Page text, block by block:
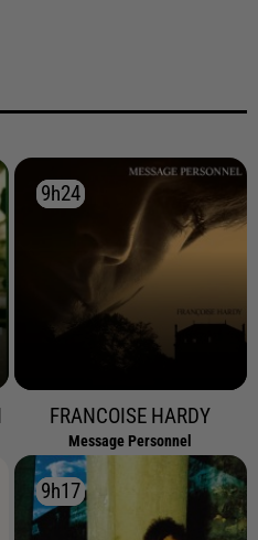
9h24
9h24
FRANCOISE HARDY
Message Personnel
9h17
9h17